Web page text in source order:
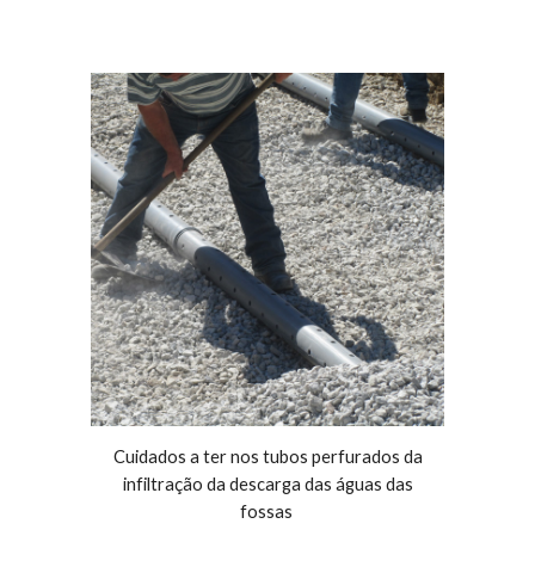
Cuidados a ter nos tubos perfurados da
infiltração da descarga das águas das
fossas